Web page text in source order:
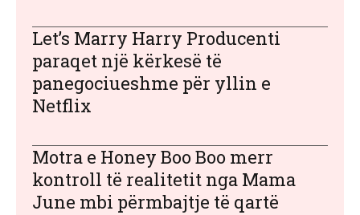
Let’s Marry Harry Producenti
paraqet një kërkesë të
panegociueshme për yllin e
Netflix
Motra e Honey Boo Boo merr
kontroll të realitetit nga Mama
June mbi përmbajtje të qartë